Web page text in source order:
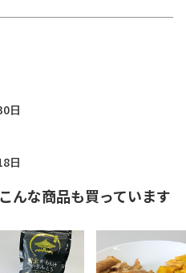
日
日
んな商品も買っています